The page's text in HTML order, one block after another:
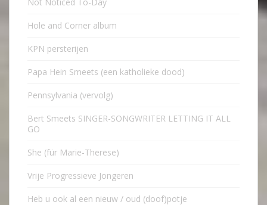
Hole and Corner album
KPN persterijen
Papa Hein Smeets (een katholieke dood)
Pennsylvania (vervolg)
Bert Smeets SINGER-SONGWRITER LETTING IT ALL
GO
She (für Marie-Therese)
Vrije Progressieve Jongeren
Heb u ook al een nieuw / oud (doof)potje